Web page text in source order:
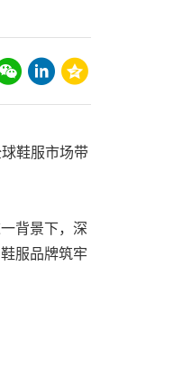
鞋服市场带
背景下，深
服品牌筑牢